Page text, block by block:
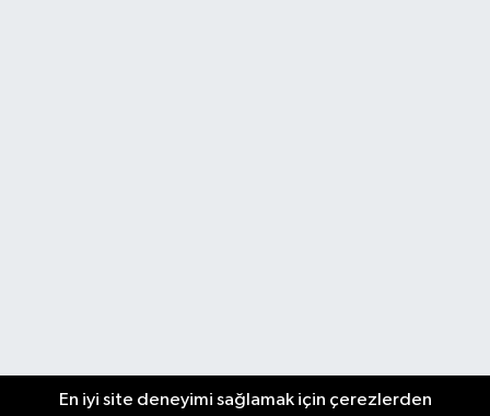
En iyi site deneyimi sağlamak için çerezlerden